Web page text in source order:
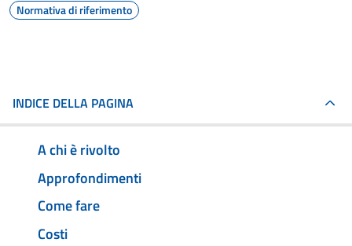
Normativa di riferimento
INDICE DELLA PAGINA
A chi è rivolto
Approfondimenti
Come fare
Costi